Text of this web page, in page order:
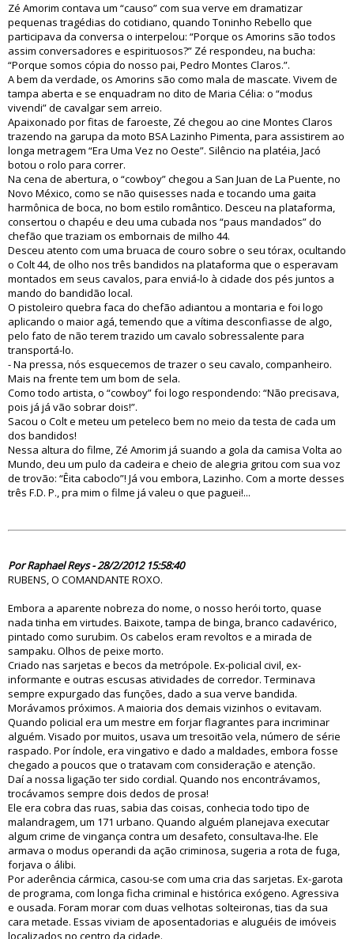
Zé Amorim contava um “causo” com sua verve em dramatizar
pequenas tragédias do cotidiano, quando Toninho Rebello que
participava da conversa o interpelou: “Porque os Amorins são todos
assim conversadores e espirituosos?” Zé respondeu, na bucha:
“Porque somos cópia do nosso pai, Pedro Montes Claros.”.
A bem da verdade, os Amorins são como mala de mascate. Vivem de
tampa aberta e se enquadram no dito de Maria Célia: o “modus
vivendi” de cavalgar sem arreio.
Apaixonado por fitas de faroeste, Zé chegou ao cine Montes Claros
trazendo na garupa da moto BSA Lazinho Pimenta, para assistirem ao
longa metragem “Era Uma Vez no Oeste”. Silêncio na platéia, Jacó
botou o rolo para correr.
Na cena de abertura, o “cowboy” chegou a San Juan de La Puente, no
Novo México, como se não quisesses nada e tocando uma gaita
harmônica de boca, no bom estilo romântico. Desceu na plataforma,
consertou o chapéu e deu uma cubada nos “paus mandados” do
chefão que traziam os embornais de milho 44.
Desceu atento com uma bruaca de couro sobre o seu tórax, ocultando
o Colt 44, de olho nos três bandidos na plataforma que o esperavam
montados em seus cavalos, para enviá-lo à cidade dos pés juntos a
mando do bandidão local.
O pistoleiro quebra faca do chefão adiantou a montaria e foi logo
aplicando o maior agá, temendo que a vítima desconfiasse de algo,
pelo fato de não terem trazido um cavalo sobressalente para
transportá-lo.
- Na pressa, nós esquecemos de trazer o seu cavalo, companheiro.
Mais na frente tem um bom de sela.
Como todo artista, o “cowboy” foi logo respondendo: “Não precisava,
pois já já vão sobrar dois!”.
Sacou o Colt e meteu um peteleco bem no meio da testa de cada um
dos bandidos!
Nessa altura do filme, Zé Amorim já suando a gola da camisa Volta ao
Mundo, deu um pulo da cadeira e cheio de alegria gritou com sua voz
de trovão: “Êita caboclo”! Já vou embora, Lazinho. Com a morte desses
três F.D. P., pra mim o filme já valeu o que paguei!...
Por Raphael Reys - 28/2/2012 15:58:40
RUBENS, O COMANDANTE ROXO.
Embora a aparente nobreza do nome, o nosso herói torto, quase
nada tinha em virtudes. Baixote, tampa de binga, branco cadavérico,
pintado como surubim. Os cabelos eram revoltos e a mirada de
sampaku. Olhos de peixe morto.
Criado nas sarjetas e becos da metrópole. Ex-policial civil, ex-
informante e outras escusas atividades de corredor. Terminava
sempre expurgado das funções, dado a sua verve bandida.
Morávamos próximos. A maioria dos demais vizinhos o evitavam.
Quando policial era um mestre em forjar flagrantes para incriminar
alguém. Visado por muitos, usava um tresoitão vela, número de série
raspado. Por índole, era vingativo e dado a maldades, embora fosse
chegado a poucos que o tratavam com consideração e atenção.
Daí a nossa ligação ter sido cordial. Quando nos encontrávamos,
trocávamos sempre dois dedos de prosa!
Ele era cobra das ruas, sabia das coisas, conhecia todo tipo de
malandragem, um 171 urbano. Quando alguém planejava executar
algum crime de vingança contra um desafeto, consultava-lhe. Ele
armava o modus operandi da ação criminosa, sugeria a rota de fuga,
forjava o álibi.
Por aderência cármica, casou-se com uma cria das sarjetas. Ex-garota
de programa, com longa ficha criminal e histórica exógeno. Agressiva
e ousada. Foram morar com duas velhotas solteironas, tias da sua
cara metade. Essas viviam de aposentadorias e aluguéis de imóveis
localizados no centro da cidade.